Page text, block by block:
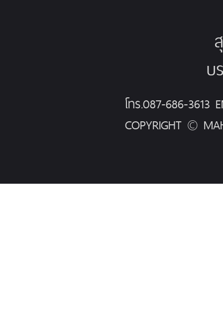
บ
โทร.087-686-3613
COPYRIGHT ©